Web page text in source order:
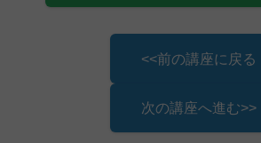
<<前の講座に戻る
次の講座へ進む>>